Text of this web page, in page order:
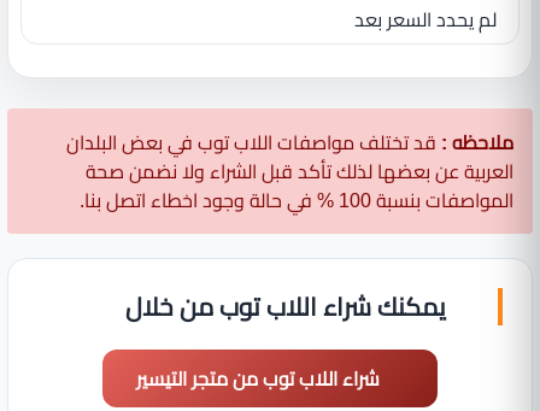
لم يحدد السعر بعد
ملاحظه : قد تختلف مواصفات اللاب توب في بعض البلدان
العربية عن بعضها لذلك تأكد قبل الشراء ولا نضمن صحة
المواصفات بنسبة 100 % في حالة وجود اخطاء اتصل بنا.
يمكنك شراء اللاب توب من خلال
شراء اللاب توب من متجر التيسير